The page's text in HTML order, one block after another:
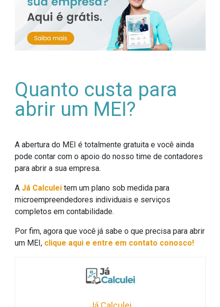
Quanto custa para
abrir um MEI?
A abertura do MEI é totalmente gratuita e você ainda
pode contar com o apoio do nosso time de contadores
para abrir a sua empresa.
A Já Calculei tem um plano sob medida para
microempreendedores individuais e serviços
completos em contabilidade.
Por fim, agora que você já sabe o que precisa para abrir
um MEI, clique aqui e entre em contato conosco!